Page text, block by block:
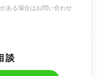
ある場合はお問い合わせ
談